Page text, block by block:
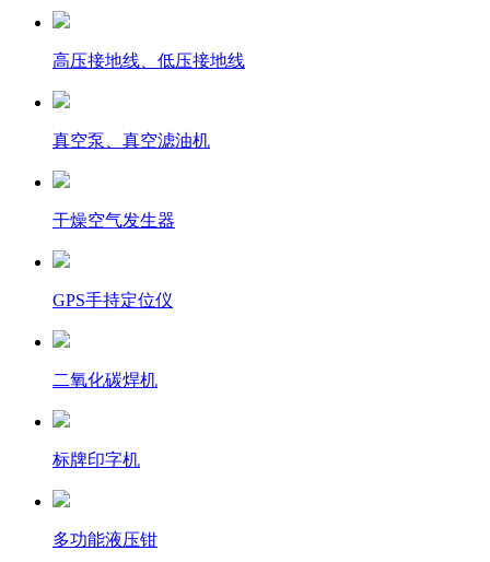
高压接地线、低压接地线
真空泵、真空滤油机
干燥空气发生器
GPS手持定位仪
二氧化碳焊机
标牌印字机
多功能液压钳